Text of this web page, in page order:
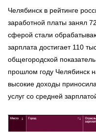
Челябинск в рейтинге
заработной платы занял
сферой стали
зарплата достигает 110
общегородской
прошлом году Челябинск
высокие доходы
услуг со средней